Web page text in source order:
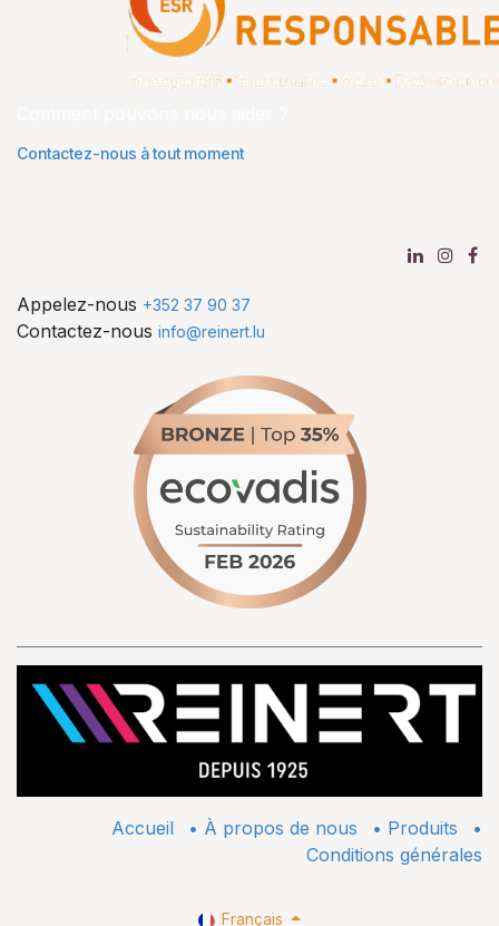
Contactez-nous à tout moment
Appelez-nous +352 37 90 37
Contactez-nous info@reinert.lu
Accueil • À propos de nous • ​Produits
•
Conditions générales
Français